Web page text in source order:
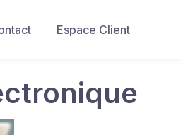
Espace Client